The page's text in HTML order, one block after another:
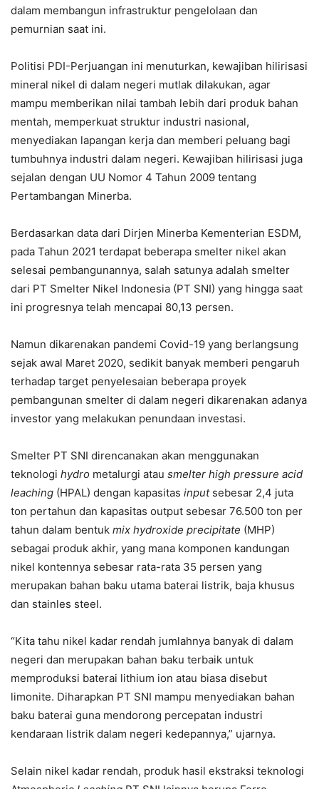
dalam membangun infrastruktur pengelolaan dan
pemurnian saat ini.
Politisi PDI-Perjuangan ini menuturkan, kewajiban hilirisasi
mineral nikel di dalam negeri mutlak dilakukan, agar
mampu memberikan nilai tambah lebih dari produk bahan
mentah, memperkuat struktur industri nasional,
menyediakan lapangan kerja dan memberi peluang bagi
tumbuhnya industri dalam negeri. Kewajiban hilirisasi juga
sejalan dengan UU Nomor 4 Tahun 2009 tentang
Pertambangan Minerba.
Berdasarkan data dari Dirjen Minerba Kementerian ESDM,
pada Tahun 2021 terdapat beberapa smelter nikel akan
selesai pembangunannya, salah satunya adalah smelter
dari PT Smelter Nikel Indonesia (PT SNI) yang hingga saat
ini progresnya telah mencapai 80,13 persen.
Namun dikarenakan pandemi Covid-19 yang berlangsung
sejak awal Maret 2020, sedikit banyak memberi pengaruh
terhadap target penyelesaian beberapa proyek
pembangunan smelter di dalam negeri dikarenakan adanya
investor yang melakukan penundaan investasi.
Smelter PT SNI direncanakan akan menggunakan
teknologi hydro metalurgi atau smelter high pressure acid
leaching (HPAL) dengan kapasitas inputsebesar 2,4 juta
ton pertahun dan kapasitas output sebesar 76.500 ton per
tahun dalam bentuk mix hydroxide precipitate (MHP)
sebagai produk akhir, yang mana komponen kandungan
nikel kontennya sebesar rata-rata 35 persen yang
merupakan bahan baku utama baterai listrik, baja khusus
dan stainles steel.
“Kita tahu nikel kadar rendah jumlahnya banyak di dalam
negeri dan merupakan bahan baku terbaik untuk
memproduksi baterai lithium ion atau biasa disebut
limonite. Diharapkan PT SNI mampu menyediakan bahan
baku baterai guna mendorong percepatan industri
kendaraan listrik dalam negeri kedepannya,” ujarnya.
Selain nikel kadar rendah, produk hasil ekstraksi teknologi